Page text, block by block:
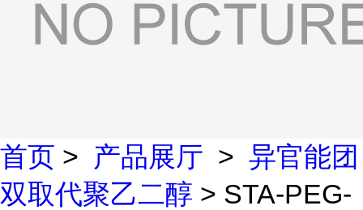
首页 > 产品展厅 > 异官能团
双取代聚乙二醇 > STA-PEG-